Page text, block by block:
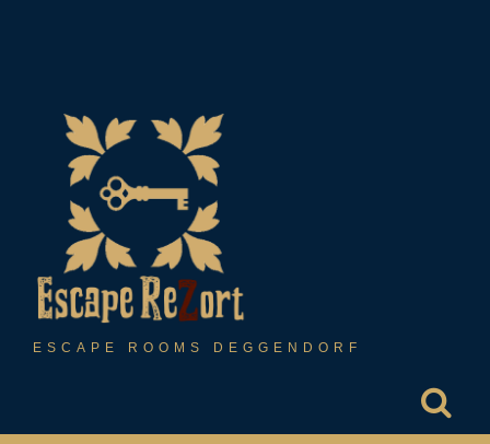
ESCAPE ROOMS DEGGENDORF